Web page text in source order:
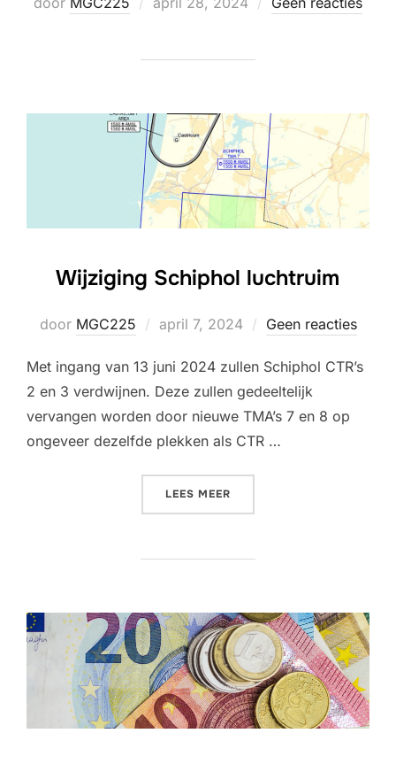
Wijziging Schiphol luchtruim
door MGC225
Geplaatst
april 7, 2024 Geen reacties
Met ingang van 13 juni 2024 zullen Schiphol CTR’s
2 en 3 verdwijnen. Deze zullen gedeeltelijk
vervangen worden door nieuwe TMA’s 7 en 8 op
ongeveer dezelfde plekken als CTR …
LEES MEER